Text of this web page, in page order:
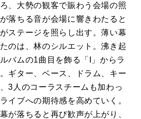
、大勢の観客で賑わう会場の照
落ちる音が会場に響きわたると
ステージを照らし出す。薄い幕
のは、林のシルエット。沸き起
バムの1曲目を飾る「I」からラ
ギター、ベース、ドラム、キー
3人のコーラスチームも加わっ
イブへの期待感を高めていく。
が落ちると再び歓声が上がり、